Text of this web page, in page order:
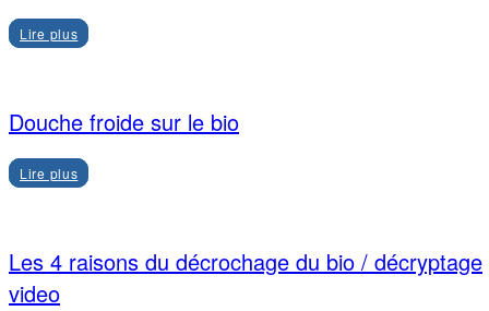
Lire plus
Douche froide sur le bio
Lire plus
Les 4 raisons du décrochage du bio / décryptage
video